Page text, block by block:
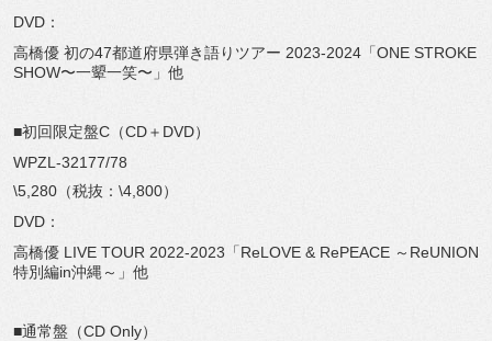
DVD：
高橋優 初の47都道府県弾き語りツアー 2023-2024「ONE STROKE
SHOW〜一顰一笑〜」他
■初回限定盤C（CD＋DVD）
WPZL-32177/78
\5,280（税抜：\4,800）
DVD：
高橋優 LIVE TOUR 2022-2023「ReLOVE & RePEACE ～ReUNION
特別編in沖縄～」他
■通常盤（CD Only）